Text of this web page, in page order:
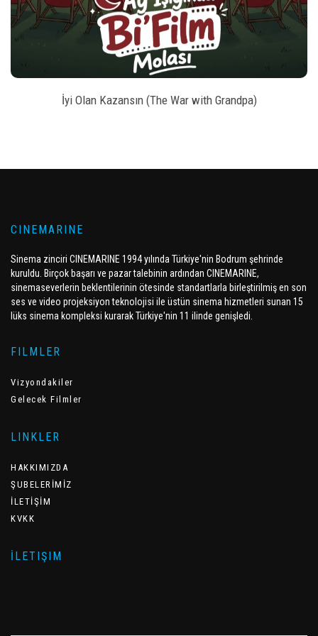
İyi Olan Kazansın (The War with Grandpa)
CINEMARINE
Sinema zinciri CINEMARINE 1994 yılında Türkiye'nin Bodrum şehrinde
kuruldu. Birçok başarı ve pazar talebinin ardından CINEMARINE,
sinemaseverlerin beklentilerinin ötesinde standartlarla birleştirilmiş en son
ses ve video projeksiyon teknolojisi ile üstün sinema hizmetleri sunan 15
lüks sinema kompleksi kurarak Türkiye'nin 11 ilinde genişledi.
FILMLER
Vizyondakiler
Gelecek Filmler
LINKLER
HAKKIMIZDA
ŞUBELERİMİZ
İLETİŞİM
KVKK
İLETIŞIM